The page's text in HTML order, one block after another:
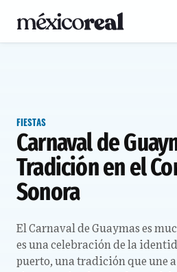
FIESTAS
Carnaval de
Tradición en el
Sonora
El Carnaval de Guaymas es
es una celebración de la
puerto, una tradición que une